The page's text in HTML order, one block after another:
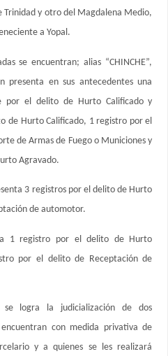
Trinidad y otro del Magdalena Medio,
a Yopal.
se encuentran; alias “CHINCHE”,
presenta en sus antecedentes una
por el delito de Hurto Calificado y
de Hurto Calificado, 1 registro por el
de Armas de Fuego o Municiones y
Agravado.
3 registros por el delito de Hurto
de automotor.
1 registro por el delito de Hurto
por el delito de Receptación de
se logra la judicialización de dos
con medida privativa de
y a quienes se les realizará